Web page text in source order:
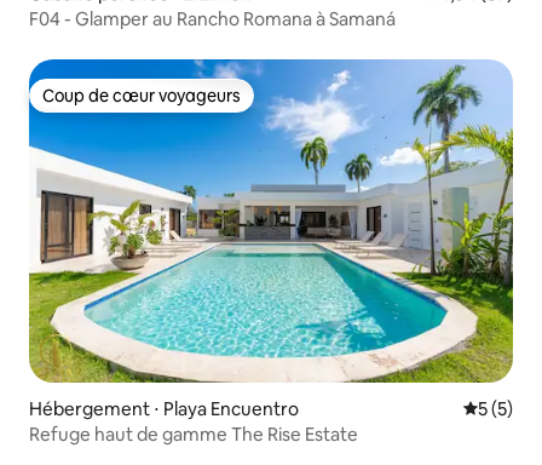
F04 - Glamper au Rancho Romana à Samaná
Coup de cœur voyageurs
Coup de cœur voyageurs
Hébergement ⋅ Playa Encuentro
5 (5)
Refuge haut de gamme The Rise Estate